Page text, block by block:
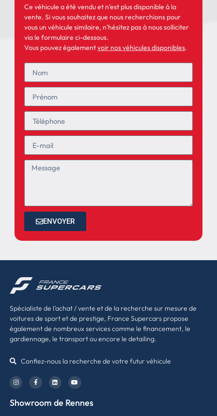
Ce véhicule a été vendu et n’est plus disponible à la
vente. Si vous souhaitez que nous recherchions pour
vous un véhicule similaire, n’hésitez pas à nous solliciter
via le formulaire ci-dessous.
Vous pouvez égalementvoir nos véhicules disponibles.
ENVOYER
Spécialiste de l’achat / vente et de la recherche sur mesure de
voitures de sport et de prestige, France Supercars propose
également de nombreux services comme le financement, le
gardiennage, le transport ou encore le detailing.
Confiez-nous la recherche de votre futur véhicule
Showroom de Rennes